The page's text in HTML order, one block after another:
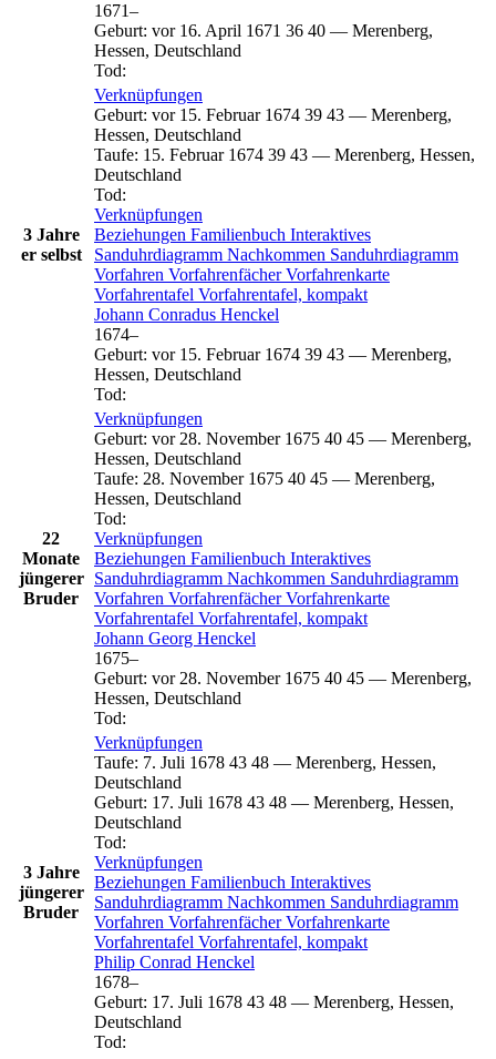
1671–
Geburt: vor 16. April 1671 36 40 — Merenberg,
Hessen, Deutschland
Tod:
3 Jahre
er selbst
Verknüpfungen
Geburt: vor 15. Februar 1674 39 43 — Merenberg,
Hessen, Deutschland
Taufe: 15. Februar 1674 39 43 — Merenberg, Hessen,
Deutschland
Tod:
Verknüpfungen
Beziehungen Familienbuch Interaktives
Sanduhrdiagramm Nachkommen Sanduhrdiagramm
Vorfahren VorfahrenfächerVorfahrenkarte
Vorfahrentafel Vorfahrentafel, kompakt
Johann Conradus Henckel
1674–
Geburt: vor 15. Februar 1674 39 43 — Merenberg,
Hessen, Deutschland
Tod:
22
Monate
jüngerer
Bruder
Verknüpfungen
Geburt: vor 28. November 1675 40 45 — Merenberg,
Hessen, Deutschland
Taufe: 28. November 1675 40 45 — Merenberg,
Hessen, Deutschland
Tod:
Verknüpfungen
Beziehungen Familienbuch Interaktives
Sanduhrdiagramm Nachkommen Sanduhrdiagramm
Vorfahren VorfahrenfächerVorfahrenkarte
Vorfahrentafel Vorfahrentafel, kompakt
Johann Georg Henckel
1675–
Geburt: vor 28. November 1675 40 45 — Merenberg,
Hessen, Deutschland
Tod:
3 Jahre
jüngerer
Bruder
Verknüpfungen
Taufe: 7. Juli 1678 43 48 — Merenberg, Hessen,
Deutschland
Geburt: 17. Juli 1678 43 48 — Merenberg, Hessen,
Deutschland
Tod:
Verknüpfungen
Beziehungen Familienbuch Interaktives
Sanduhrdiagramm Nachkommen Sanduhrdiagramm
Vorfahren VorfahrenfächerVorfahrenkarte
Vorfahrentafel Vorfahrentafel, kompakt
Philip Conrad Henckel
1678–
Geburt: 17. Juli 1678 43 48 — Merenberg, Hessen,
Deutschland
Tod: